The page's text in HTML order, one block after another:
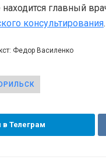
находится главный
консультирования.
Федор Василенко
в Телеграм